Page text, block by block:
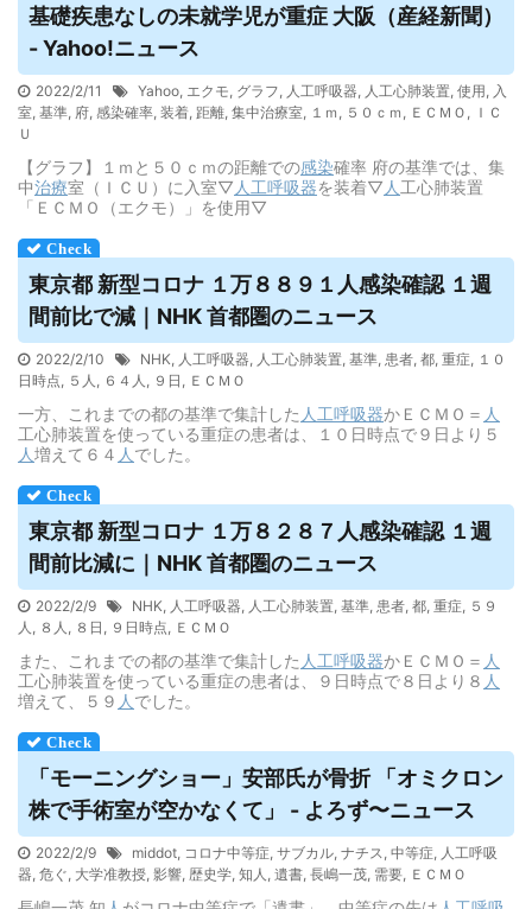
基礎疾患なしの未就学児が重症 大阪（産経新聞）
- Yahoo!ニュース
2022/2/11 Yahoo, エクモ, グラフ, 人工呼吸器, 人工心肺装置, 使用, 入
室, 基準, 府, 感染確率, 装着, 距離, 集中治療室, １ｍ , ５０ｃｍ , ＥＣＭＯ , ＩＣ
Ｕ
【グラフ】１ｍと５０ｃｍの距離での感染確率 府の基準では、集
中治療室（ＩＣＵ）に入室▽ 人工呼吸器を装着▽ 人 工心肺装置
「ＥＣＭＯ（エクモ）」を使用▽
東京都 新型コロナ １万８８９１人感染確認 １週
間前比で減｜NHK 首都圏のニュース
2022/2/10 NHK, 人工呼吸器, 人工心肺装置, 基準, 患者, 都, 重症, １０
日時点, ５人 , ６４人 , ９日 , ＥＣＭＯ
一方、これまでの都の基準で集計した 人工呼吸器かＥＣＭＯ＝ 人
工心肺装置を使っている重症の患者は、１０日時点で９日より５
人増えて６４ 人 でした。
東京都 新型コロナ １万８２８７人感染確認 １週
間前比減に｜NHK 首都圏のニュース
2022/2/9 NHK, 人工呼吸器, 人工心肺装置, 基準, 患者, 都, 重症, ５９
人 , ８人 , ８日 , ９日時点, ＥＣＭＯ
また、これまでの都の基準で集計した 人工呼吸器かＥＣＭＯ＝ 人
工心肺装置を使っている重症の患者は、９日時点で８日より８ 人
増えて、５９ 人 でした。
「モーニングショー」安部氏が骨折 「オミクロン
株で手術室が空かなくて」 - よろず〜ニュース
2022/2/9 middot, コロナ中等症, サブカル, ナチス, 中等症, 人工呼吸
器, 危ぐ, 大学准教授, 影響, 歴史学, 知人 , 遺書, 長嶋一茂, 需要, ＥＣＭＯ